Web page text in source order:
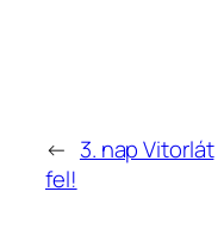
← 3. nap Vitorlát
fel!